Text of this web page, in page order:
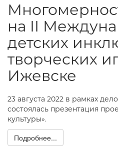
на II
детских
творческих
Ижевске
23 августа 2022 в рамках
состоялась презентация
культуры».
Подробнее...